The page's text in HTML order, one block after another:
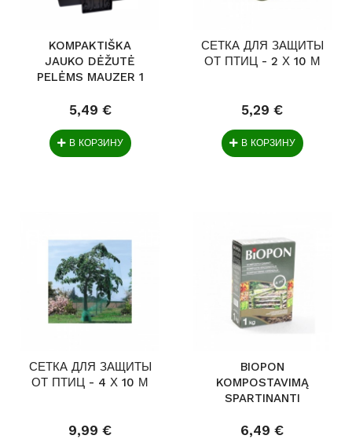
KOMPAKTIŠKA
JAUKO DĖŽUTĖ
PELĖMS MAUZER 1
5,49 €
В КОРЗИНУ
СЕТКА ДЛЯ ЗАЩИТЫ
ОТ ПТИЦ - 2 Х 10 М
5,29 €
В КОРЗИНУ
СЕТКА ДЛЯ ЗАЩИТЫ
ОТ ПТИЦ - 4 Х 10 М
9,99 €
BIOPON
KOMPOSTAVIMĄ
SPARTINANTI
6,49 €